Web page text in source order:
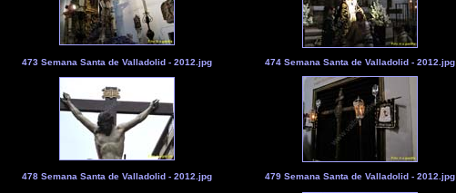
473 Semana Santa de Valladolid - 2012.jpg 474 Semana Santa de Valladolid - 2012.jpg
478 Semana Santa de Valladolid - 2012.jpg 479 Semana Santa de Valladolid - 2012.jpg